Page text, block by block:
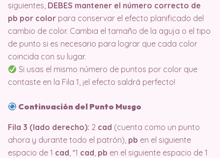
siguientes, DEBES mantener el número correcto de
pb por color para conservar el efecto planificado del
cambio de color. Cambia el tamaño de la aguja o el tipo
de punto si es necesario para lograr que cada color
coincida con su lugar.
Si usas el mismo número de puntos por color que
contaste en la Fila 1, ¡el efecto saldrá perfecto!
Continuación del Punto Musgo
Fila 3 (lado derecho): 2 cad (cuenta como un punto
ahora y durante todo el patrón), pb en el siguiente
espacio de 1 cad, *1 cad, pb en el siguiente espacio de 1